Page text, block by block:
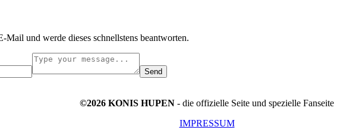
und werde dieses schnellstens beantworten.
Send
©2026 KONIS HUPEN - die offizielle Seite und spezielle Fanseite
IMPRESSUM